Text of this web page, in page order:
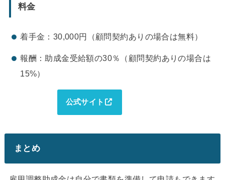
料金
着手金：30,000円（顧問契約ありの場合は無料）
報酬：助成金受給額の30％（顧問契約ありの場合は
15%）
公式サイト
まとめ